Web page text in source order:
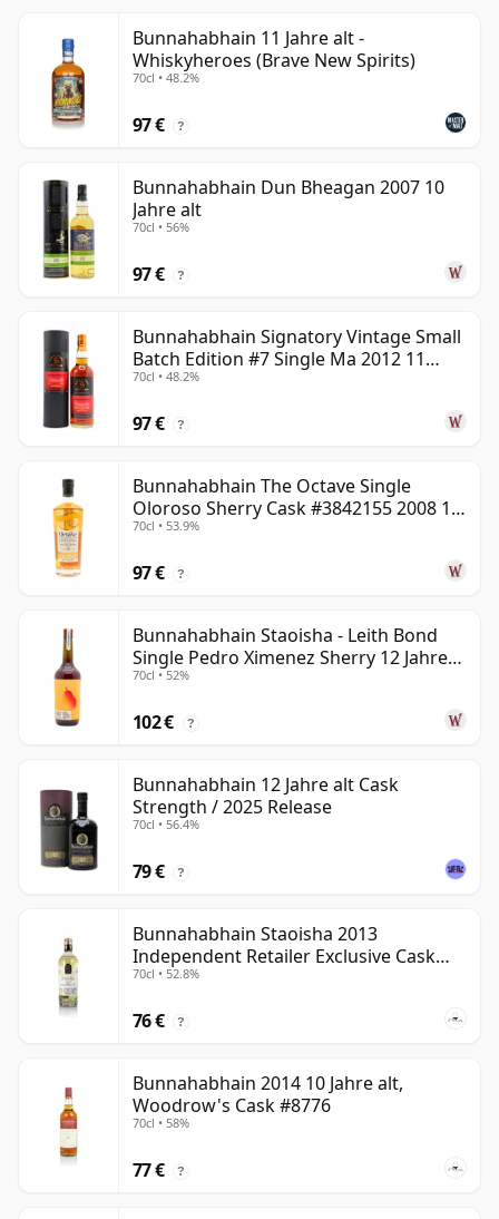
Bunnahabhain 11 Jahre alt -
Whiskyheroes (Brave New Spirits)
70cl • 48.2%
97 € ?
Bunnahabhain Dun Bheagan 2007 10
Jahre alt
70cl • 56%
97 € ?
Bunnahabhain Signatory Vintage Small
Batch Edition #7 Single Ma 2012 11
Jahre alt
70cl • 48.2%
97 € ?
Bunnahabhain The Octave Single
Oloroso Sherry Cask #3842155 2008 15
Jahre alt
70cl • 53.9%
97 € ?
Bunnahabhain Staoisha - Leith Bond
Single Pedro Ximenez Sherry 12 Jahre
alt
70cl • 52%
102 € ?
Bunnahabhain 12 Jahre alt Cask
Strength / 2025 Release
70cl • 56.4%
79 € ?
Bunnahabhain Staoisha 2013
Independent Retailer Exclusive Cask
#10519
70cl • 52.8%
76 € ?
Bunnahabhain 2014 10 Jahre alt,
Woodrow's Cask #8776
70cl • 58%
77 € ?